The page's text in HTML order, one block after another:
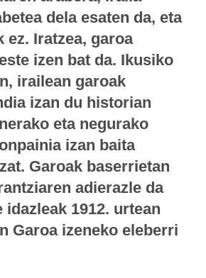
dela esaten da, eta
ez. Iratzea, garoa
izen bat da. Ikusiko
irailean garoak
izan du historian
eta negurako
izan baita
Garoak baserrietan
adierazle da
1912. urtean
Garoa izeneko eleberri